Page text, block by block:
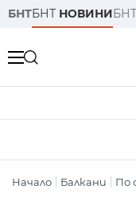
БНТБНТ НОВИНИБНТ
Начало Балкани По